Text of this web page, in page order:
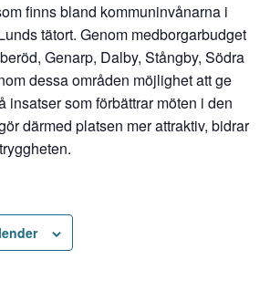
finns bland kommuninvånarna i
tätort. Genom medborgarbudget
Genarp, Dalby, Stångby, Södra
dessa områden möjlighet att ge
insatser som förbättrar möten i den
därmed platsen mer attraktiv, bidrar